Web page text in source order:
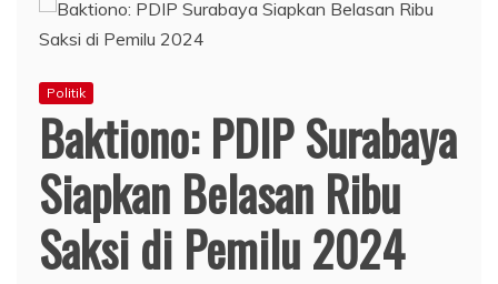
Politik
Baktiono: PDIP Surabaya
Siapkan Belasan Ribu
Saksi di Pemilu 2024